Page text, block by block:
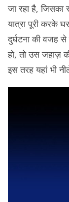
जा रहा है,
यात्रा पूरी करके
दुर्घटना की वजह से
हो, तो उस जहाज़
इस तरह यहां भी